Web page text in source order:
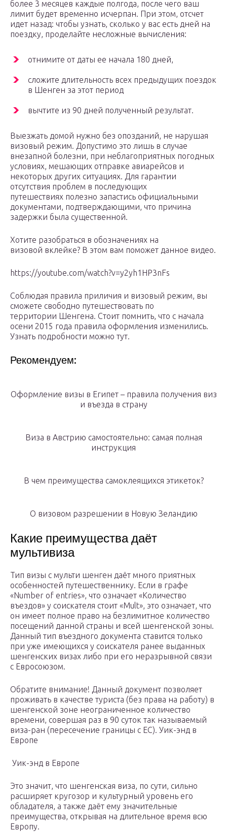
более 3 месяцев каждые полгода, после чего ваш
лимит будет временно исчерпан. При этом, отсчет
идет назад: чтобы узнать, сколько у вас есть дней на
поездку, проделайте несложные вычисления:
отнимите от даты ее начала 180 дней,
сложите длительность всех предыдущих поездок
в Шенген за этот период
вычтите из 90 дней полученный результат.
Выезжать домой нужно без опозданий, не нарушая
визовый режим. Допустимо это лишь в случае
внезапной болезни, при неблагоприятных погодных
условиях, мешающих отправке авиарейсов и
некоторых других ситуациях. Для гарантии
отсутствия проблем в последующих
путешествиях полезно запастись официальными
документами, подтверждающими, что причина
задержки была существенной.
Хотите разобраться в обозначениях на
визовой вклейке? В этом вам поможет данное видео.
https://youtube.com/watch?v=y2yh1HP3nFs
Соблюдая правила приличия и визовый режим, вы
сможете свободно путешествовать по
территории Шенгена. Стоит помнить, что с начала
осени 2015 года правила оформления изменились.
Узнать подробности можно тут.
Рекомендуем:
Оформление визы в Египет – правила получения виз
и въезда в страну
Виза в Австрию самостоятельно: самая полная
инструкция
В чем преимущества самоклеящихся этикеток?
О визовом разрешении в Новую Зеландию
Какие преимущества даёт
мультивиза
Тип визы с мульти шенген даёт много приятных
особенностей путешественнику. Если в графе
«Number of entries», что означает «Количество
въездов» у соискателя стоит «Mult», это означает, что
он имеет полное право на безлимитное количество
посещений данной страны и всей шенгенской зоны.
Данный тип въездного документа ставится только
при уже имеющихся у соискателя ранее выданных
шенгенских визах либо при его неразрывной связи
с Евросоюзом.
Обратите внимание! Данный документ позволяет
проживать в качестве туриста (без права на работу) в
шенгенской зоне неограниченное количество
времени, совершая раз в 90 суток так называемый
виза-ран (пересечение границы с ЕС). Уик-энд в
Европе
Уик-энд в Европе
Это значит, что шенгенская виза, по сути, сильно
расширяет кругозор и культурный уровень его
обладателя, а также даёт ему значительные
преимущества, открывая на длительное время всю
Европу.